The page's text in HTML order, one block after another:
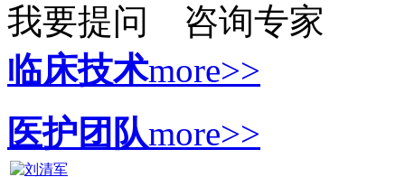
我要提问
咨询专家
临床技术more>>
医护团队more>>